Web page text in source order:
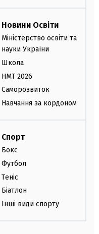
Новини Освіти
Міністерство освіти та
науки України
Школа
НМТ 2026
Саморозвиток
Навчання за кордоном
Спорт
Бокс
Футбол
Теніс
Біатлон
Інші види спорту